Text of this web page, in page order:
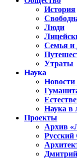
История
Люди
Семья и
Утраты
Наука
Наука в
Проекты
Архив
Русский